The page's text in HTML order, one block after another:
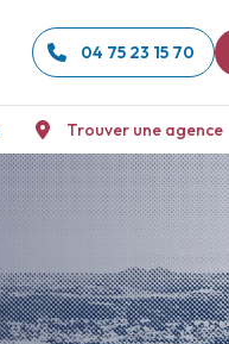
04 75 23 15 70
Trouver une agence